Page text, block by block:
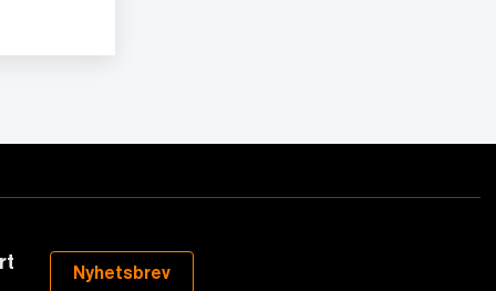
Nyhetsbrev